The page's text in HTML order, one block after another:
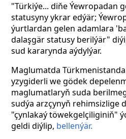
"Türkiýe... diňe Ýewropadan
statusyny ykrar edýär;
ýurtlardan gelen adamlara
dalaşgär statusy berilýär"
sud kararynda aýdylýar.
Maglumatda
yzygiderli we gödek
maglumatlaryň suda
sudýa arzçynyň rehimsizlige
"çynlakaý töwekgelçiliginiň"
geldi diýlip, bellenýär.